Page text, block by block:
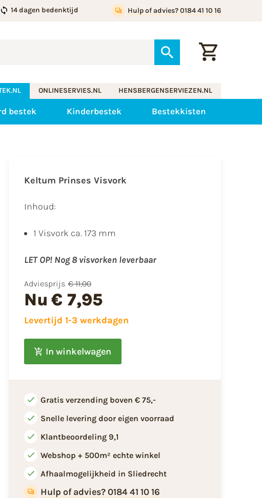
14 dagen bedenktijd Hulp of advies? 0184 41 10 16
ONLINESERVIES.NL HENSBERGENSERVIEZEN.NL
bestek Kinderbestek Bestekkisten
Keltum Prinses Visvork
Inhoud:
1 Visvork ca. 173 mm
LET OP! Nog 8 visvorken leverbaar
Adviesprijs € 11,00
Nu € 7,95
Levertijd 1-3 werkdagen
In winkelwagen
Gratis verzending boven € 75,-
Snelle levering door eigen voorraad
Klantbeoordeling 9,1
Webshop + 500m² echte winkel
Afhaalmogelijkheid in Sliedrecht
Hulp of advies? 0184 41 10 16